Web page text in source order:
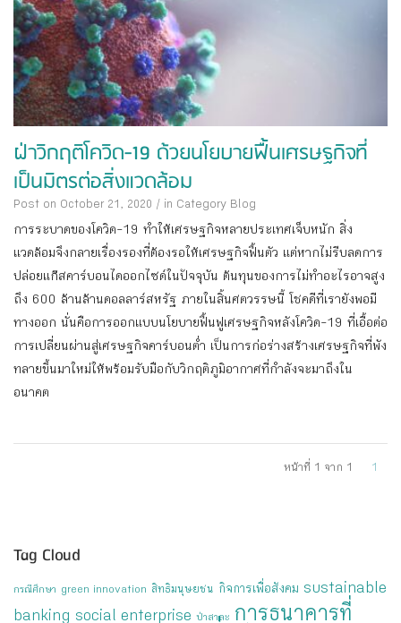
ฝ่าวิกฤติโควิด-19 ด้วยนโยบายฟื้นเศรษฐกิจที่
เป็นมิตรต่อสิ่งแวดล้อม
Post on October 21, 2020 / in Category Blog
การระบาดของโควิด-19 ทำให้เศรษฐกิจหลายประเทศเจ็บหนัก สิ่ง
แวดล้อมจึงกลายเรื่องรองที่ต้องรอให้เศรษฐกิจฟื้นตัว แต่หากไม่รีบลดการ
ปล่อยแก๊สคาร์บอนไดออกไซด์ในปัจจุบัน ต้นทุนของการไม่ทำอะไรอาจสูง
ถึง 600 ล้านล้านดอลลาร์สหรัฐ ภายในสิ้นศตวรรษนี้ โชคดีที่เรายังพอมี
ทางออก นั่นคือการออกแบบนโยบายฟื้นฟูเศรษฐกิจหลังโควิด-19 ที่เอื้อต่อ
การเปลี่ยนผ่านสู่เศรษฐกิจคาร์บอนต่ำ เป็นการก่อร่างสร้างเศรษฐกิจที่พัง
ทลายขึ้นมาใหม่ให้พร้อมรับมือกับวิกฤติภูมิอากาศที่กำลังจะมาถึงใน
อนาคต
หน้าที่ 1 จาก 1 1
Tag Cloud
กรณีศึกษา green innovation สิทธิมนุษยชน กิจการเพื่อสังคม sustainable
banking social enterprise ป่าสาละ การธนาคารที่